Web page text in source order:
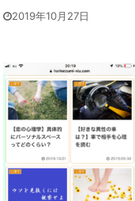
2019年10月27日